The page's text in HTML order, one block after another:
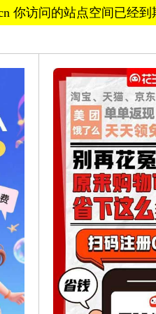
你访问的站点空间已经